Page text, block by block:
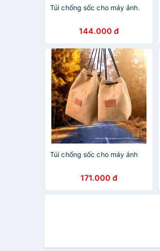
Túi chống sốc cho máy ảnh.
144.000 đ
Túi chống sốc cho máy ảnh
171.000 đ